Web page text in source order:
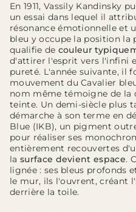
En 1911, Vassily Kandinsky
un essai dans lequel il
résonance émotionnelle et
bleu y occupe la position la
qualifie de couleur
d'attirer l'esprit vers l'infini
pureté. L'année suivante, il
mouvement du Cavalier
nom même témoigne de la
teinte. Un demi-siècle plus
démarche à son terme en
Blue (IKB), un pigment
pour réaliser ses
entièrement recouvertes
la surface devient espace.
lignée : ses bleus profonds
le mur, ils l'ouvrent, créant
derrière la toile.